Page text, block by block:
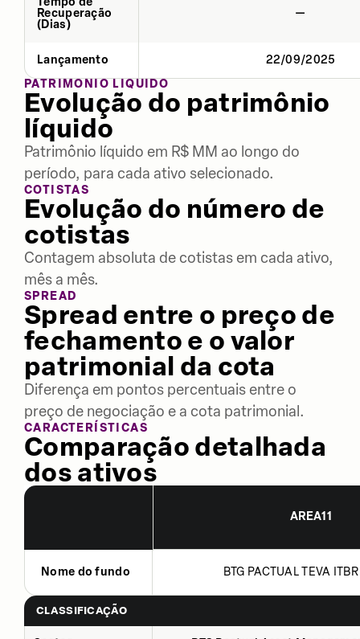
Recuperação
(Dias)
—
Lançamento
22/09/2025
PATRIMÔNIO LÍQUIDO
Evolução do patrimônio
líquido
Patrimônio líquido em R$ MM ao longo do
período, para cada ativo selecionado.
COTISTAS
Evolução do número de
cotistas
Contagem absoluta de cotistas em cada ativo,
mês a mês.
SPREAD
Spread entre o preço de
fechamento e o valor
patrimonial da cota
Diferença em pontos percentuais entre o
preço de negociação e a cota patrimonial.
CARACTERÍSTICAS
Comparação detalhada
dos ativos
AREA11
Nome do fundo BTG PACTUAL TEVA
CLASSIFICAÇÃO